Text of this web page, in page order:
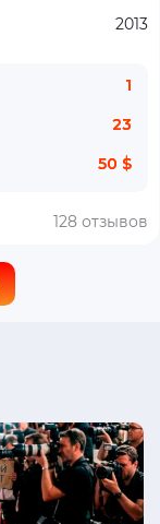
2013
1
23
50 $
128 отзывов